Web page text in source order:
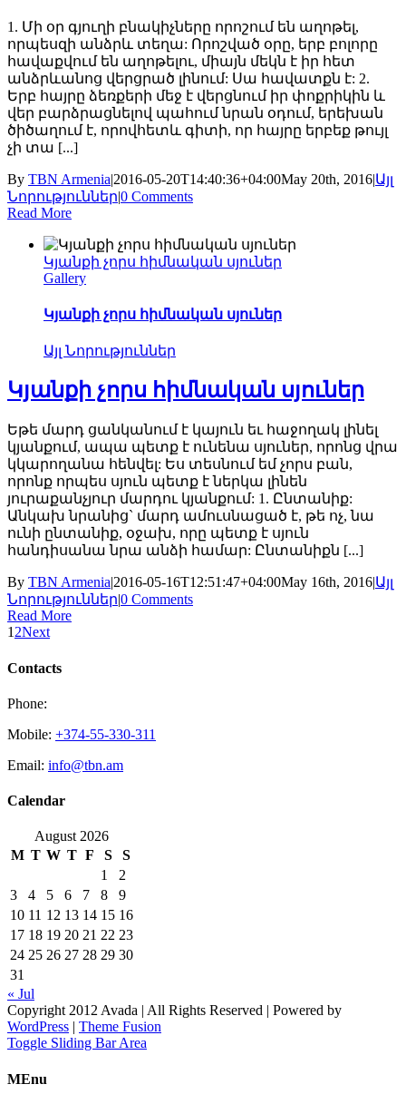
1. Մի օր գյուղի բնակիչները որոշում են աղոթել,
որպեսզի անձրև տեղա: Որոշված օրը, երբ բոլորը
հավաքվում են աղոթելու, միայն մեկն է իր հետ
անձրևանոց վերցրած լինում: Սա հավատքն է: 2.
Երբ հայրը ձեռքերի մեջ է վերցնում իր փոքրիկին և
վեր բարձրացնելով պահում նրան օդում, երեխան
ծիծաղում է, որովհետև գիտի, որ հայրը երբեք թույլ
չի տա [...]
By TBN Armenia|2016-05-20T14:40:36+04:00May 20th, 2016|Այլ
Նորություններ|0 Comments
Read More
Կյանքի չորս հիմնական սյուներ
Gallery
Կյանքի չորս հիմնական սյուներ
Այլ Նորություններ
Կյանքի չորս հիմնական սյուներ
Եթե մարդ ցանկանում է կայուն եւ հաջողակ լինել
կյանքում, ապա պետք է ունենա սյուներ, որոնց վրա
կկարողանա հենվել: Ես տեսնում եմ չորս բան,
որոնք որպես սյուն պետք է ներկա լինեն
յուրաքանչյուր մարդու կյանքում: 1. Ընտանիք:
Անկախ նրանից` մարդ ամուսնացած է, թե ոչ, նա
ունի ընտանիք, օջախ, որը պետք է սյուն
հանդիսանա նրա անձի համար: Ընտանիքն [...]
By TBN Armenia|2016-05-16T12:51:47+04:00May 16th, 2016|Այլ
Նորություններ|0 Comments
Read More
1 2Next
Contacts
Phone:
Mobile: +374-55-330-311
Email: info@tbn.am
Calendar
August 2026
M T W T F S
S
1
2
3
4 5 6 7 8
9
10 11 12 13 14 15 16
17 18 19 20 21 22 23
24 25 26 27 28 29 30
31
« Jul
Copyright 2012 Avada | All Rights Reserved | Powered by
WordPress | Theme Fusion
Toggle Sliding Bar Area
MEnu